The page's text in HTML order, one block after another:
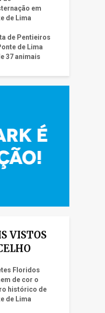
em
de Lima
de Pentieiros
de Lima
37 animais
VISTOS
Floridos
de cor o
histórico de
de Lima